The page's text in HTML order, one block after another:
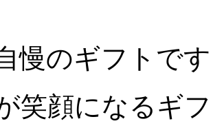
慢のギフトで
笑顔になるギ